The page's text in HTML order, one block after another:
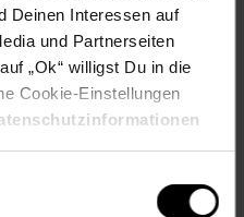
Deinen Interessen auf
und Partnerseiten
„Ok“ willigst Du in die
Cookie-Einstellungen
Zum Prospekt